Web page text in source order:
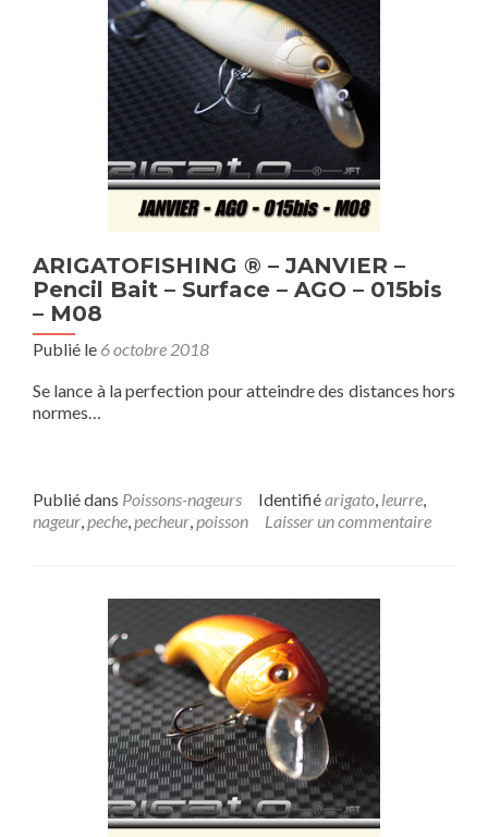
ARIGATOFISHING ® – JANVIER –
Pencil Bait – Surface – AGO – 015bis
– M08
Publié le 6 octobre 2018
Se lance à la perfection pour atteindre des distances hors
normes…
Publié dans Poissons-nageurs Identifiéarigato, leurre,
nageur,peche,pecheur,poisson Laisser un commentaire